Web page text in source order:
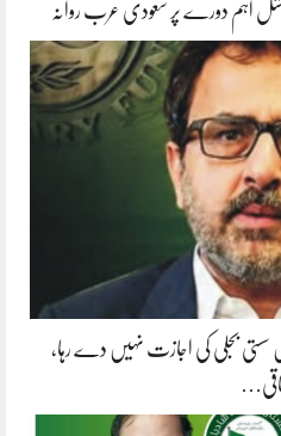
اہم دورے پر سعودی عرب روانہ
بجلی کی اجازت نہیں دے رہا،